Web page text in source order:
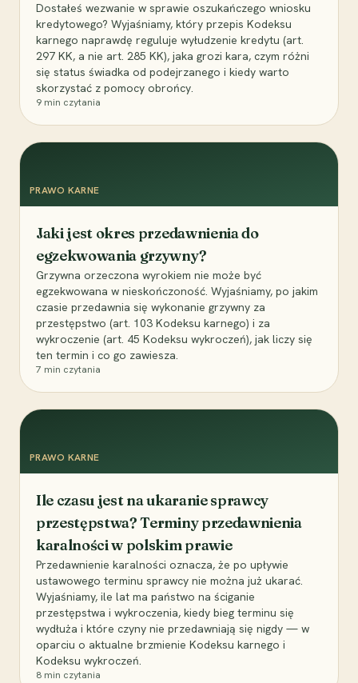
Dostałeś wezwanie w sprawie oszukańczego wniosku
kredytowego? Wyjaśniamy, który przepis Kodeksu
karnego naprawdę reguluje wyłudzenie kredytu (art.
297 KK, a nie art. 285 KK), jaka grozi kara, czym różni
się status świadka od podejrzanego i kiedy warto
skorzystać z pomocy obrońcy.
9 min czytania
PRAWO KARNE
Jaki jest okres przedawnienia do
egzekwowania grzywny?
Grzywna orzeczona wyrokiem nie może być
egzekwowana w nieskończoność. Wyjaśniamy, po jakim
czasie przedawnia się wykonanie grzywny za
przestępstwo (art. 103 Kodeksu karnego) i za
wykroczenie (art. 45 Kodeksu wykroczeń), jak liczy się
ten termin i co go zawiesza.
7 min czytania
PRAWO KARNE
Ile czasu jest na ukaranie sprawcy
przestępstwa? Terminy przedawnienia
karalności w polskim prawie
Przedawnienie karalności oznacza, że po upływie
ustawowego terminu sprawcy nie można już ukarać.
Wyjaśniamy, ile lat ma państwo na ściganie
przestępstwa i wykroczenia, kiedy bieg terminu się
wydłuża i które czyny nie przedawniają się nigdy — w
oparciu o aktualne brzmienie Kodeksu karnego i
Kodeksu wykroczeń.
8 min czytania